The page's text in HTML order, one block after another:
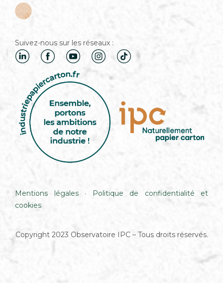
Suivez-nous sur les réseaux :
Mentions légales·
Politique de confidentialité et
cookies
Copyright 2023 Observatoire IPC – Tous droits réservés.